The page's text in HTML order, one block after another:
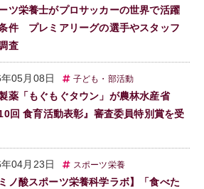
ツ栄養士がプロサッカーの世界で活躍
件 プレミアリーグの選手やスタッフ
査
05月08日 子ども・部活動
薬「もぐもぐタウン」が農林水産省
10回 食育活動表彰』審査委員特別賞を受
04月23日 スポーツ栄養
ミノ酸スポーツ栄養科学ラボ】「食べた